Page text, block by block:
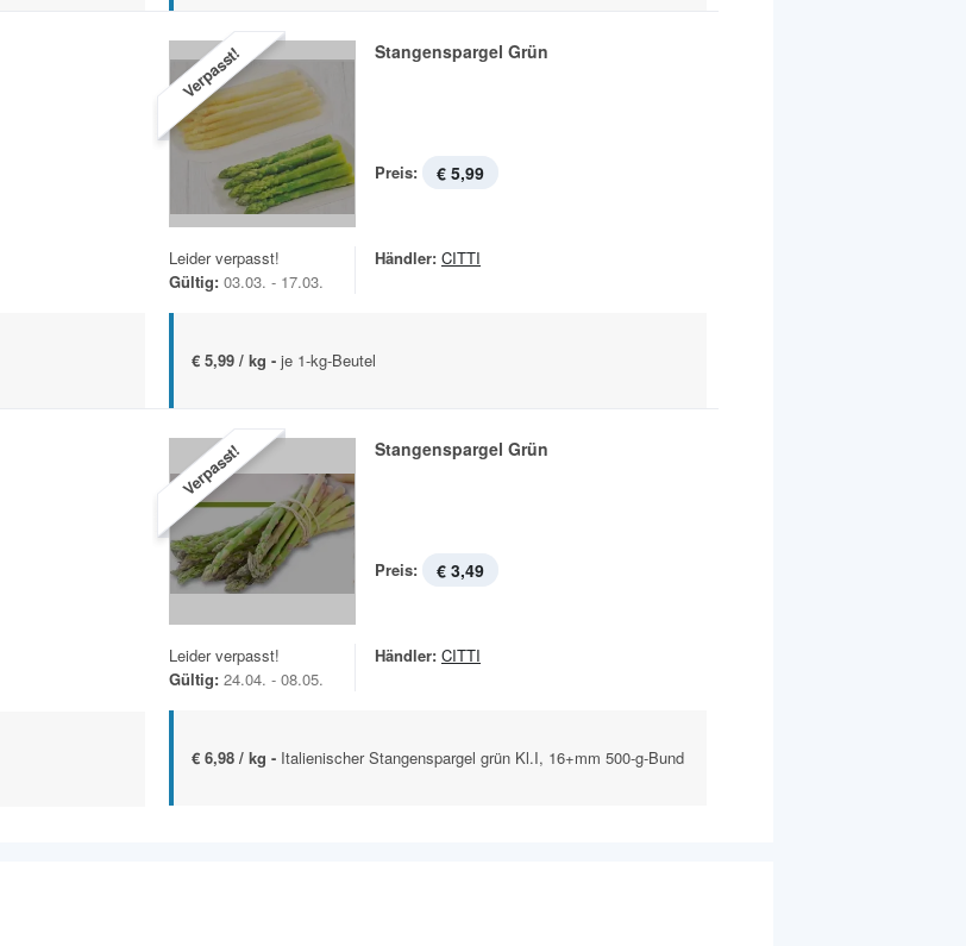
Verpasst! Stangenspargel Grün
Preis: € 5,99
Leider verpasst!
Gültig: 03.03. - 17.03.
Händler: CITTI
€ 5,99 / kg - je 1-kg-Beutel
Verpasst! Stangenspargel Grün
Preis: € 3,49
Leider verpasst!
Gültig: 24.04. - 08.05.
Händler: CITTI
€ 6,98 / kg - Italienischer Stangenspargel grün Kl.I, 16+mm 500-g-Bund